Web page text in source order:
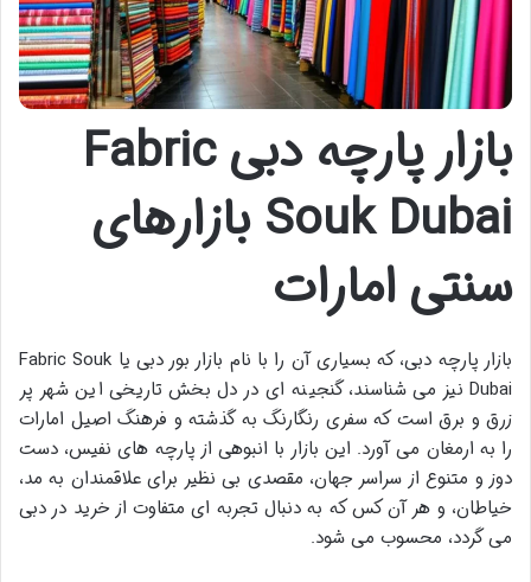
بازار پارچه دبی Fabric
Souk Dubai بازارهای
سنتی امارات
بازار پارچه دبی، که بسیاری آن را با نام بازار بور دبی یا Fabric Souk
Dubai نیز می شناسند، گنجینه ای در دل بخش تاریخی این شهر پر
زرق و برق است که سفری رنگارنگ به گذشته و فرهنگ اصیل امارات
را به ارمغان می آورد. این بازار با انبوهی از پارچه های نفیس، دست
دوز و متنوع از سراسر جهان، مقصدی بی نظیر برای علاقمندان به مد،
خیاطان، و هر آن کس که به دنبال تجربه ای متفاوت از خرید در دبی
می گردد، محسوب می شود.